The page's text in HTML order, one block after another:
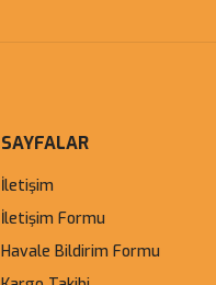
SAYFALAR
İletişim
İletişim Formu
Havale Bildirim Formu